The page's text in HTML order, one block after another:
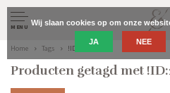
MENU
Home Tags !ID:29935432
Producten getagd met
Wij slaan cookies op om onze
JA NEE